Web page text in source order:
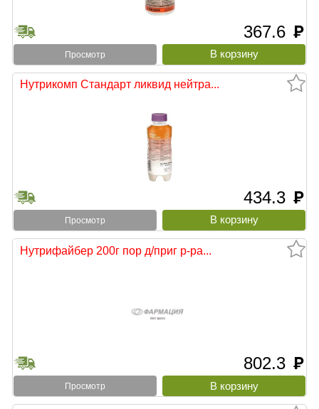
367.6 руб
Просмотр
Нутрикомп Стандарт ликвид нейтра...
434.3 руб
Просмотр
Нутрифайбер 200г пор д/приг р-ра...
802.3 руб
Просмотр